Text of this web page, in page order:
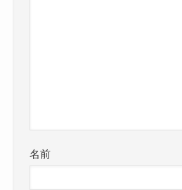
名前